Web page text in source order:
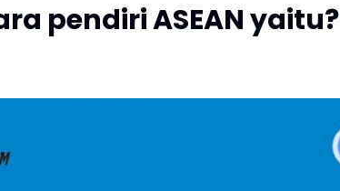
pendiri ASEAN yaitu?